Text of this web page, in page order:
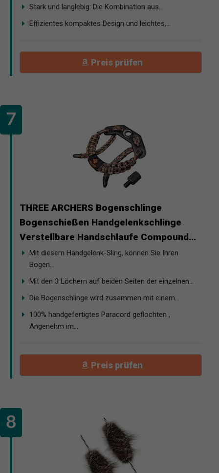
Stark und langlebig: Die Kombination aus...
Effizientes kompaktes Design und leichtes,...
Preis prüfen
THREE ARCHERS Bogenschlinge
Bogenschießen Handgelenkschlinge
Verstellbare Handschlaufe Compound...
Mit diesem Handgelenk-Sling, können Sie Ihren
Bogen...
Mit den 3 Löchern auf beiden Seiten der einzelnen...
Die Bogenschlinge wird zusammen mit einem...
100% handgefertigtes Paracord geflochten ,
Angenehm im...
Preis prüfen